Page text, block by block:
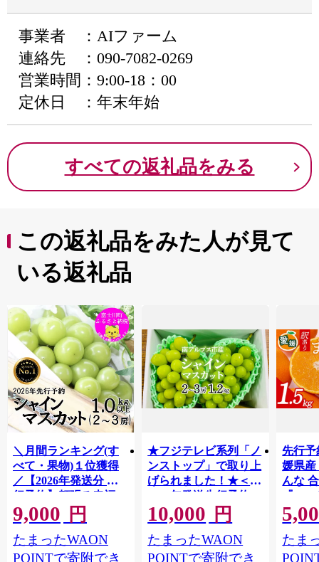
事業者 ：AIファーム
連絡先 ：090-7082-0269
営業時間：9:00-18：00
定休日 ：年末年始
すべての返礼品をみる
この返礼品をみた人が見て
いる返礼品
＼月間ランキング(す
べて・果物)１位獲得
／【2026年発送分 先
行予約】頬張る幸福
感 〜緑の宝石・ シ
ャインマスカット 〜
１ｋｇ以上（２〜３
房） フルーツ 山梨県
9,000 円
たまったWAON
POINTで寄附でき
★フジテレビ系列「ノ
ンストップ」で取り上
げられました！★＜
2026年発送先行予約＞
南アルプス市産シャイ
ンマスカット1.2kg以
上（2～3房） クール
便発送 ALPAG007
10,000 円
たまったWAON
POINTで寄附でき
先行予
媛県産
んな
『
出荷
ご自宅
マド
あり
たま